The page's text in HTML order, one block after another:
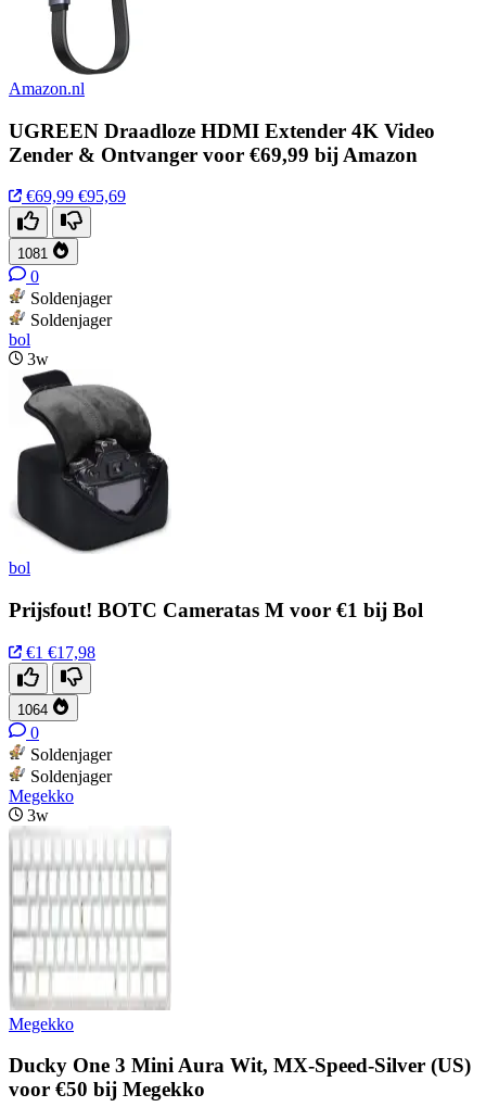
Amazon.nl
UGREEN Draadloze HDMI Extender 4K Video
Zender & Ontvanger voor €69,99 bij Amazon
€69,99 €95,69
1081
0
Soldenjager
Soldenjager
bol
3w
bol
Prijsfout! BOTC Cameratas M voor €1 bij Bol
€1 €17,98
1064
0
Soldenjager
Soldenjager
Megekko
3w
Megekko
Ducky One 3 Mini Aura Wit, MX-Speed-Silver (US)
voor €50 bij Megekko